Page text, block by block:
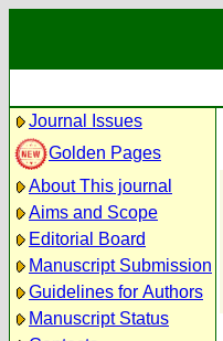
Journal Issues
Golden Pages
About This journal
Aims and Scope
Editorial Board
Manuscript Submission
Guidelines for Authors
Manuscript Status